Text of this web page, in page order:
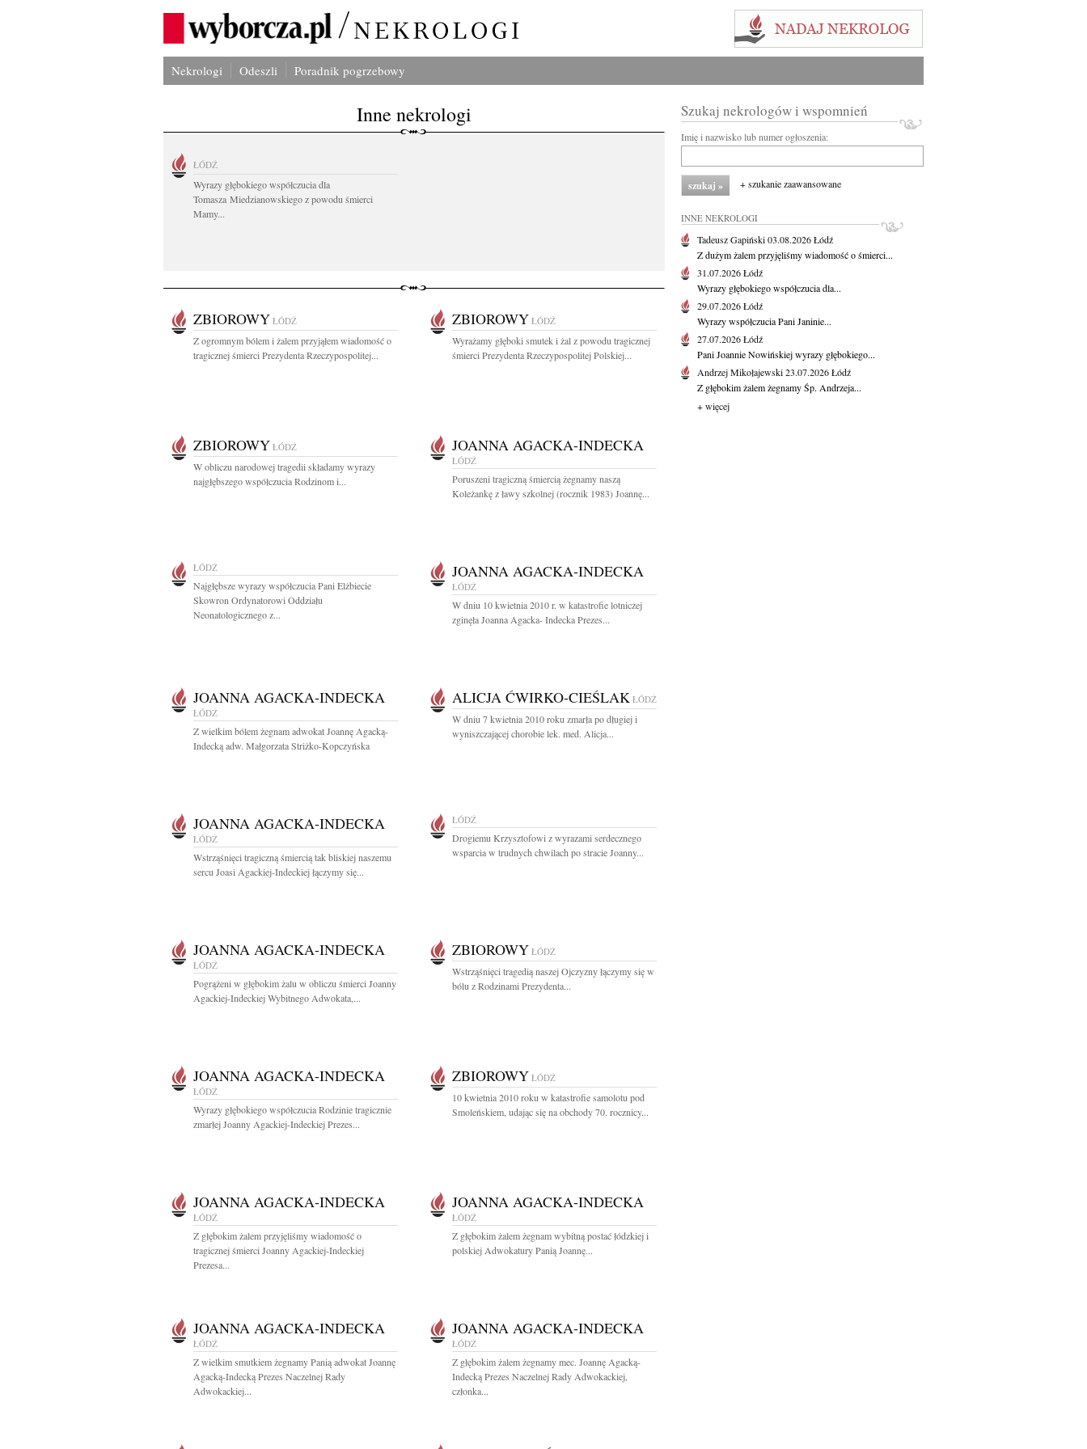
Nekrologi Odeszli Poradnik pogrzebowy
Inne nekrologi
ŁÓDŹ
Wyrazy głębokiego współczucia dla
Tomasza Miedzianowskiego z powodu śmierci
Mamy...
ZBIOROWY ŁÓDŹ
Z ogromnym bólem i żalem przyjąłem wiadomość o
tragicznej śmierci Prezydenta Rzeczypospolitej...
ZBIOROWY ŁÓDŹ
Wyrażamy głęboki smutek i żal z powodu tragicznej
śmierci Prezydenta Rzeczypospolitej Polskiej...
ZBIOROWY ŁÓDŹ
W obliczu narodowej tragedii składamy wyrazy
najgłębszego współczucia Rodzinom i...
JOANNA AGACKA-INDECKA
ŁÓDŹ
Poruszeni tragiczną śmiercią żegnamy naszą
Koleżankę z ławy szkolnej (rocznik 1983) Joannę...
ŁÓDŹ
Najgłębsze wyrazy współczucia Pani Elżbiecie
Skowron Ordynatorowi Oddziału
Neonatologicznego z...
JOANNA AGACKA-INDECKA
ŁÓDŹ
W dniu 10 kwietnia 2010 r. w katastrofie lotniczej
zginęła Joanna Agacka- Indecka Prezes...
JOANNA AGACKA-INDECKA
ŁÓDŹ
Z wielkim bólem żegnam adwokat Joannę Agacką-
Indecką adw. Małgorzata Striżko-Kopczyńska
ALICJA ĆWIRKO-CIEŚLAK ŁÓDŹ
W dniu 7 kwietnia 2010 roku zmarła po długiej i
wyniszczającej chorobie lek. med. Alicja...
JOANNA AGACKA-INDECKA
ŁÓDŹ
Wstrząśnięci tragiczną śmiercią tak bliskiej naszemu
sercu Joasi Agackiej-Indeckiej łączymy się...
ŁÓDŹ
Drogiemu Krzysztofowi z wyrazami serdecznego
wsparcia w trudnych chwilach po stracie Joanny...
JOANNA AGACKA-INDECKA
ŁÓDŹ
Pogrążeni w głębokim żalu w obliczu śmierci Joanny
Agackiej-Indeckiej Wybitnego Adwokata,...
ZBIOROWY ŁÓDŹ
Wstrząśnięci tragedią naszej Ojczyzny łączymy się w
bólu z Rodzinami Prezydenta...
JOANNA AGACKA-INDECKA
ŁÓDŹ
Wyrazy głębokiego współczucia Rodzinie tragicznie
zmarłej Joanny Agackiej-Indeckiej Prezes...
ZBIOROWY ŁÓDŹ
10 kwietnia 2010 roku w katastrofie samolotu pod
Smoleńskiem, udając się na obchody 70. rocznicy...
JOANNA AGACKA-INDECKA
ŁÓDŹ
Z głębokim żalem przyjęliśmy wiadomość o
tragicznej śmierci Joanny Agackiej-Indeckiej
Prezesa...
JOANNA AGACKA-INDECKA
ŁÓDŹ
Z głębokim żalem żegnam wybitną postać łódzkiej i
polskiej Adwokatury Panią Joannę...
JOANNA AGACKA-INDECKA
ŁÓDŹ
Z wielkim smutkiem żegnamy Panią adwokat Joannę
Agacką-Indecką Prezes Naczelnej Rady
Adwokackiej...
JOANNA AGACKA-INDECKA
ŁÓDŹ
Z głębokim żalem żegnamy mec. Joannę Agacką-
Indecką Prezes Naczelnej Rady Adwokackiej,
członka...
Szukaj nekrologów i wspomnień
Imię i nazwisko lub numer ogłoszenia:
+ szukanie zaawansowane
INNE NEKROLOGI
Tadeusz Gapiński03.08.2026Łódź
Z dużym żalem przyjęliśmy wiadomość o śmierci...
31.07.2026Łódź
Wyrazy głębokiego współczucia dla...
29.07.2026Łódź
Wyrazy współczucia Pani Janinie...
27.07.2026Łódź
Pani Joannie Nowińskiej wyrazy głębokiego...
Andrzej Mikołajewski23.07.2026Łódź
Z głębokim żalem żegnamy Śp. Andrzeja...
+ więcej